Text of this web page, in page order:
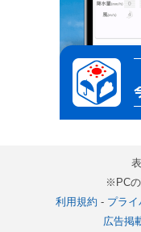
※PCの
利用規約 - プラ
広告掲